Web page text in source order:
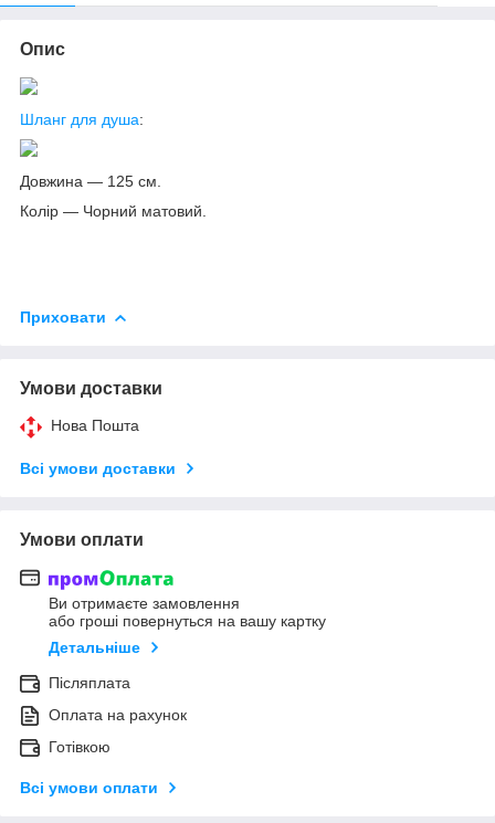
Опис
Шланг для душа:
Довжина — 125 см.
Колір — Чорний матовий.
Приховати
Умови доставки
Нова Пошта
Всі умови доставки
Умови оплати
Ви отримаєте замовлення
або гроші повернуться на вашу картку
Детальніше
Післяплата
Оплата на рахунок
Готівкою
Всі умови оплати